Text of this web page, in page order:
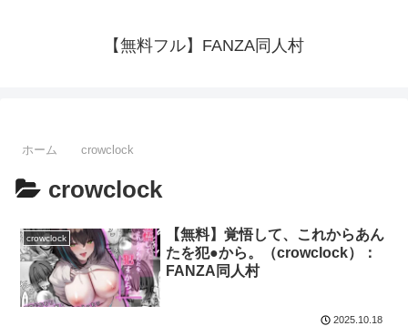
【無料フル】FANZA同人村
ホーム crowclock
crowclock
crowclock
【無料】覚悟して、これからあん
たを犯●から。（crowclock）：
FANZA同人村
2025.10.18